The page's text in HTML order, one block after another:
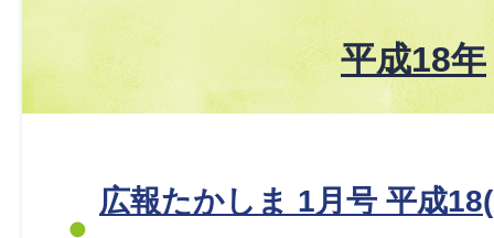
平成18年
広報たかしま 1月号 平成